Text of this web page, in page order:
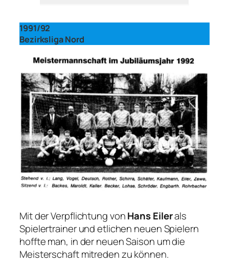
1991/92
Bezirksliga Nord
Mit der Verpflichtung vonHans Eilerals
Spielertrainer und etlichen neuen Spielern
hoffte man, in der neuen Saison um die
Meisterschaft mitreden zu können.